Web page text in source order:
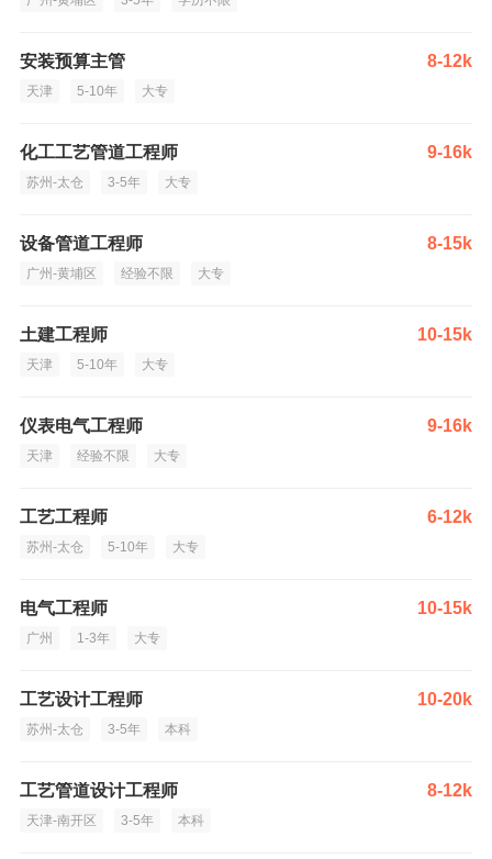
安装预算主管 8-12k
天津 5-10年 大专
化工工艺管道工程师 9-16k
苏州-太仓 3-5年 大专
设备管道工程师 8-15k
广州-黄埔区 经验不限 大专
土建工程师 10-15k
天津 5-10年 大专
仪表电气工程师 9-16k
天津 经验不限 大专
工艺工程师 6-12k
苏州-太仓 5-10年 大专
电气工程师 10-15k
广州 1-3年 大专
工艺设计工程师 10-20k
苏州-太仓 3-5年 本科
工艺管道设计工程师 8-12k
天津-南开区 3-5年 本科